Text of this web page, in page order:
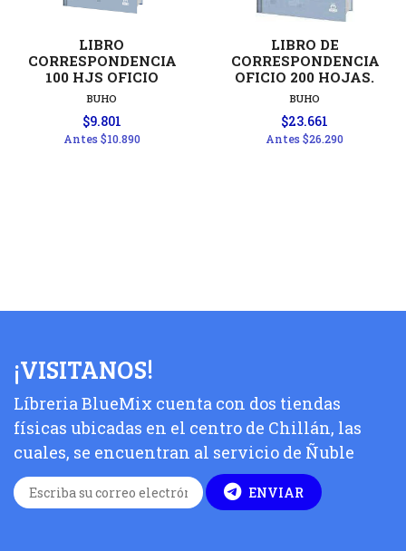
LIBRO
CORRESPONDENCIA
100 HJS OFICIO
BUHO
$9.801
Antes$10.890
LIBRO DE
CORRESPONDENCIA
OFICIO 200 HOJAS.
BUHO
$23.661
Antes$26.290
¡VISITANOS!
Líbreria BlueMix cuenta con dos tiendas
físicas ubicadas en el centro de Chillán, las
cuales, se encuentran al servicio de Ñuble
ENVIAR